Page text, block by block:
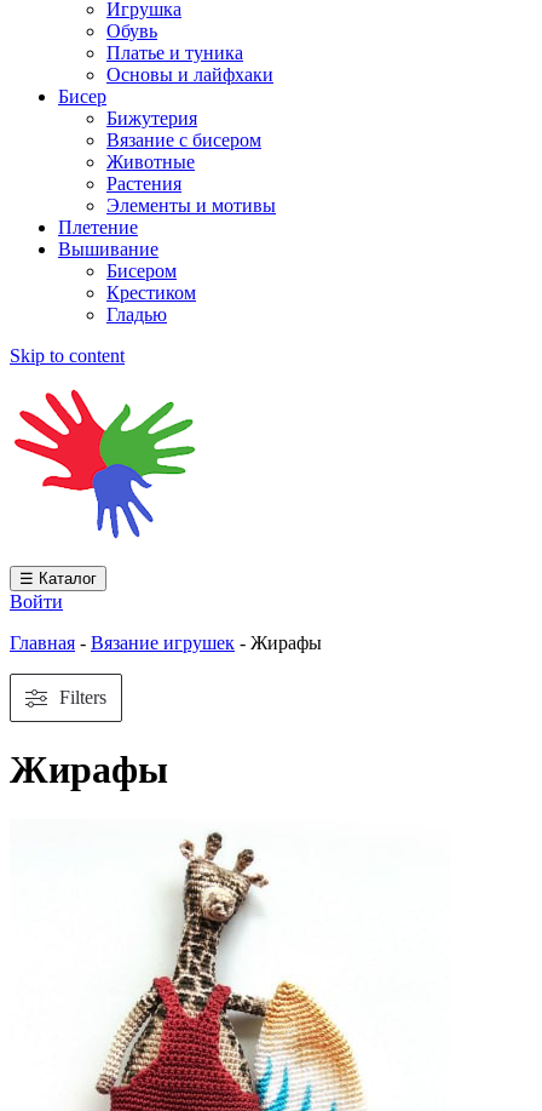
Игрушка
Обувь
Платье и туника
Основы и лайфхаки
Бисер
Бижутерия
Вязание с бисером
Животные
Растения
Элементы и мотивы
Плетение
Вышивание
Бисером
Крестиком
Гладью
Skip to content
☰ Каталог
Войти
Главная - Вязание игрушек - Жирафы
Filters
Жирафы